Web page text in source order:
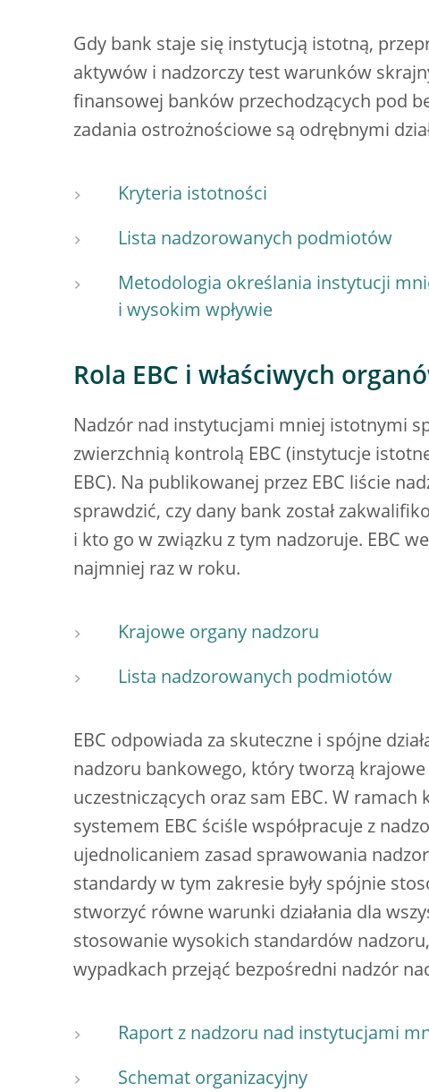
Gdy bank staje się instytucją istotną,
aktywów i nadzorczy test warunków
finansowej banków przechodzących pod
zadania ostrożnościowe są odrębnymi
Kryteria istotności
Lista nadzorowanych podmiotów
Metodologia określania instytucji
i wysokim wpływie
Rola EBC i właściwych
Nadzór nad instytucjami mniej istotnymi
zwierzchnią kontrolą EBC (instytucje
EBC). Na publikowanej przez EBC liście
sprawdzić, czy dany bank został
i kto go w związku z tym nadzoruje. EBC
najmniej raz w roku.
Krajowe organy nadzoru
Lista nadzorowanych podmiotów
EBC odpowiada za skuteczne i spójne
nadzoru bankowego, który tworzą
uczestniczących oraz sam EBC. W
systemem EBC ściśle współpracuje z
ujednolicaniem zasad sprawowania
standardy w tym zakresie były spójnie
stworzyć równe warunki działania dla
stosowanie wysokich standardów
wypadkach przejąć bezpośredni nadzór
Raport z nadzoru nad instytucjami
Schemat organizacyjny